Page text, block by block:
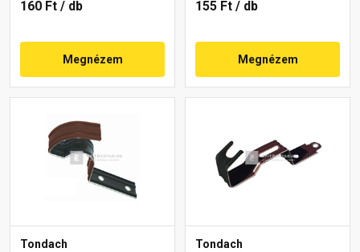
160 Ft / db
Megnézem
155 Ft / db
Megnézem
Tondach
Tondach